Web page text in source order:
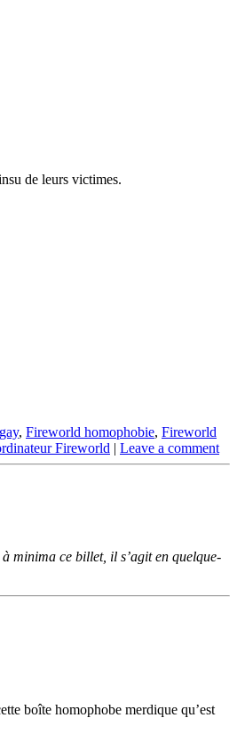
de leurs victimes.
, Fireworld homophobie, Fireworld
Fireworld | Leave a comment
minima ce billet, il s’agit en quelque-
boîte homophobe merdique qu’est